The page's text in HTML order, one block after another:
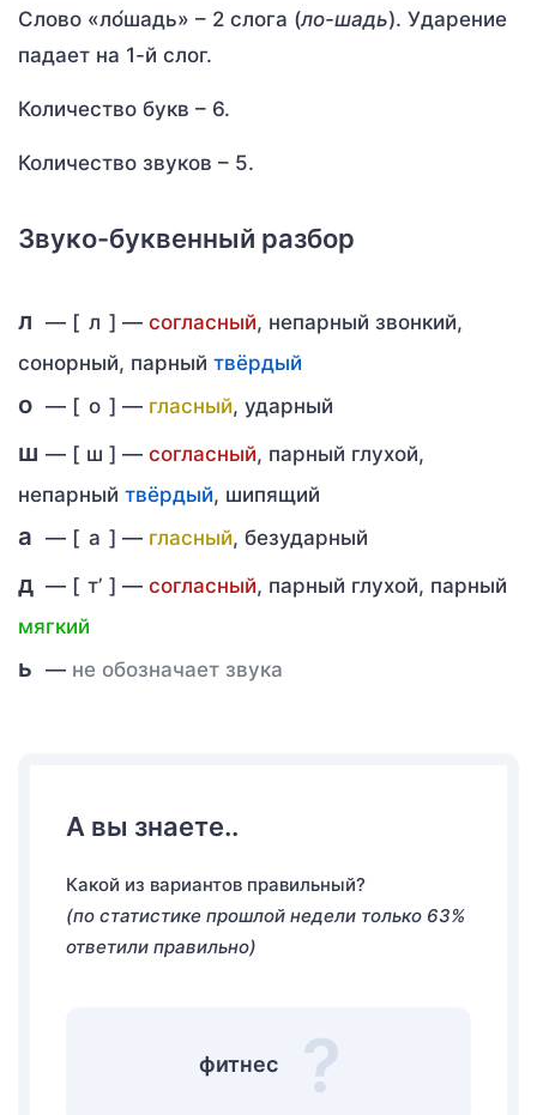
Слово «ло́шадь» – 2 слога (ло-шадь). Ударение
падает на 1-й слог.
Количество букв – 6.
Количество звуков – 5.
Звуко-буквенный разбор
л — [ л ] — согласный, непарный звонкий,
сонорный, парный твёрдый
о — [ о ] — гласный, ударный
ш — [ ш ] — согласный, парный глухой,
непарный твёрдый, шипящий
а — [ а ] — гласный, безударный
д — [ т’ ] — согласный, парный глухой, парный
мягкий
ь — не обозначает звука
А вы знаете..
Какой из вариантов правильный?
(по статистике прошлой недели только 63%
ответили правильно)
фитнес